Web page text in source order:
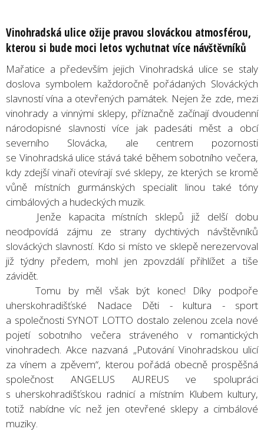
Vinohradská ulice ožije pravou slováckou atmosférou,
kterou si bude moci letos vychutnat více návštěvníků
Mařatice a především jejich Vinohradská ulice se staly
doslova symbolem každoročně pořádaných Slováckých
slavností vína a otevřených památek. Nejen že zde, mezi
vinohrady a vinnými sklepy, příznačně začínají dvoudenní
národopisné slavnosti více jak padesáti měst a obcí
severního Slovácka, ale centrem pozornosti
se Vinohradská ulice stává také během sobotního večera,
kdy zdejší vinaři otevírají své sklepy, ze kterých se kromě
vůně místních gurmánských specialit linou také tóny
cimbálových a hudeckých muzik.
Jenže kapacita místních sklepů již delší dobu
neodpovídá zájmu ze strany dychtivých návštěvníků
slováckých slavností. Kdo si místo ve sklepě nerezervoval
již týdny předem, mohl jen zpovzdálí přihlížet a tiše
závidět.
Tomu by měl však být konec! Díky podpoře
uherskohradišťské Nadace Děti - kultura - sport
a společnosti SYNOT LOTTO dostalo zelenou zcela nové
pojetí sobotního večera stráveného v romantických
vinohradech. Akce nazvaná „Putování Vinohradskou ulicí
za vínem a zpěvem“, kterou pořádá obecně prospěšná
společnost ANGELUS AUREUS ve spolupráci
s uherskohradišťskou radnicí a místním Klubem kultury,
totiž nabídne víc než jen otevřené sklepy a cimbálové
muziky.